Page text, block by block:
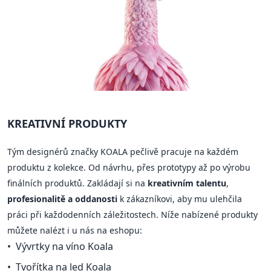
KREATIVNÍ PRODUKTY
Tým designérů značky KOALA pečlivě pracuje na každém
produktu z kolekce. Od návrhu, přes prototypy až po výrobu
finálních produktů. Zakládají si na kreativním talentu,
profesionalitě a oddanosti k zákazníkovi, aby mu ulehčila
práci při každodenních záležitostech. Níže nabízené produkty
můžete nalézt i u nás na eshopu:
Vývrtky na víno Koala
Tvořítka na led Koala